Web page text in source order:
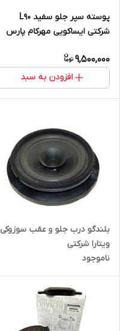
پوسته سپر جلو سفید L90
شرکتی ایساکویی مهرکام پارس
9,500,000
افزودن به سبد
بلندگو درب جلو و عقب سوزوکی
ویتارا شرکتی
ناموجود